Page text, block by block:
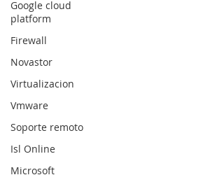
Google cloud
platform
Firewall
Novastor
Virtualizacion
Vmware
Soporte remoto
Isl Online
Microsoft